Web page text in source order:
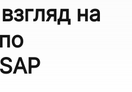
на